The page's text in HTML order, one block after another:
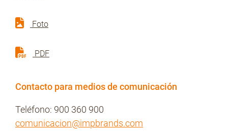
Foto
PDF
Contacto para medios de comunicación
Teléfono: 900 360 900
comunicacion@impbrands.com